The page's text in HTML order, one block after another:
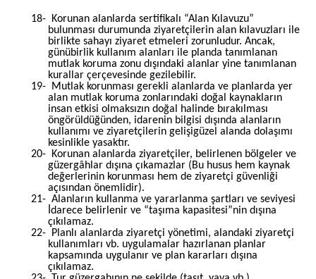
18-
Korunan alanlarda sertifikalı “Alan Kılavuzu”
bulunması durumunda ziyaretçilerin alan kılavuzları ile
birlikte sahayı ziyaret etmeleri zorunludur. Ancak,
günübirlik kullanım alanları ile planda tanımlanan
mutlak koruma zonu dışındaki alanlar yine tanımlanan
kurallar çerçevesinde gezilebilir.
19-
Mutlak korunması gerekli alanlarda ve planlarda yer
alan mutlak koruma zonlarındaki doğal kaynakların
insan etkisi olmaksızın doğal halinde bırakılması
öngörüldüğünden, idarenin bilgisi dışında alanların
kullanımı ve ziyaretçilerin gelişigüzel alanda dolaşımı
kesinlikle yasaktır.
20-
Korunan alanlarda ziyaretçiler, belirlenen bölgeler ve
güzergâhlar dışına çıkamazlar (Bu husus hem kaynak
değerlerinin korunması hem de ziyaretçi güvenliği
açısından önemlidir).
21- Alanların kullanma ve yararlanma şartları ve seviyesi
İdarece belirlenir ve “taşıma kapasitesi”nin dışına
çıkılamaz.
22-
Planlı alanlarda ziyaretçi yönetimi, alandaki ziyaretçi
kullanımları vb. uygulamalar hazırlanan planlar
kapsamında uygulanır ve plan kararları dışına
çıkılamaz.